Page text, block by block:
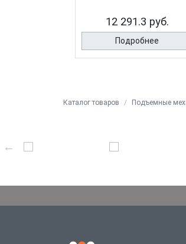
12 291.3 руб.
Подробнее
Каталог товаров Подъемные